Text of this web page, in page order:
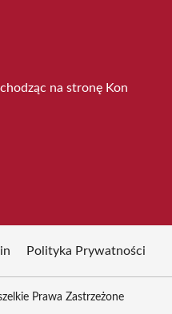
na stronę Kon
Polityka Prywatności
Prawa Zastrzeżone